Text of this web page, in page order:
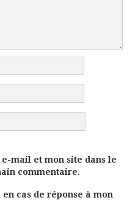
mail et mon site dans le
commentaire.
cas de réponse à mon